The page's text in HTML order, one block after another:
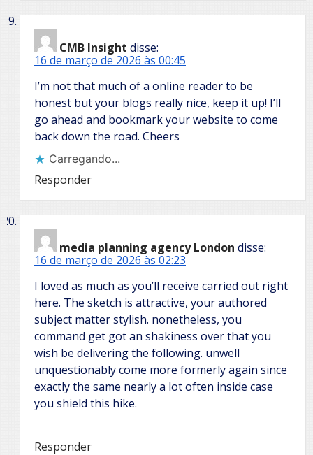
CMB Insight disse:
16 de março de 2026 às 00:45
I’m not that much of a online reader to be
honest but your blogs really nice, keep it up! I’ll
go ahead and bookmark your website to come
back down the road. Cheers
Carregando...
Responder
media planning agency London disse:
16 de março de 2026 às 02:23
I loved as much as you’ll receive carried out right
here. The sketch is attractive, your authored
subject matter stylish. nonetheless, you
command get got an shakiness over that you
wish be delivering the following. unwell
unquestionably come more formerly again since
exactly the same nearly a lot often inside case
you shield this hike.
Responder